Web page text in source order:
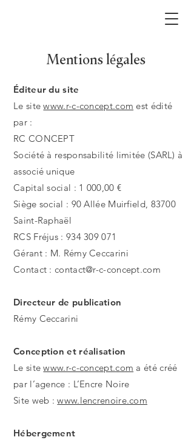
Mentions légales
Éditeur du site
Le sitewww.r-c-concept.com est édité
par :
RC CONCEPT
Société à responsabilité limitée (SARL) à
associé unique
Capital social : 1 000,00 €
Siège social : 90 Allée Muirfield, 83700
Saint-Raphaël
RCS Fréjus : 934 309 071
Gérant : M. Rémy Ceccarini
Contact : contact@r-c-concept.com
Directeur de publication
Rémy Ceccarini
Conception et réalisation
Le sitewww.r-c-concept.com a été créé
par l’agence : L’Encre Noire
Site web :www.lencrenoire.com
Hébergement